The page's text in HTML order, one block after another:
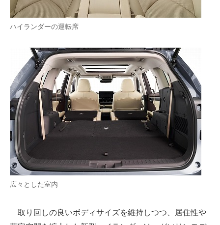
ハイランダーの運転席
広々とした室内
取り回しの良いボディサイズを維持しつつ、居住性や